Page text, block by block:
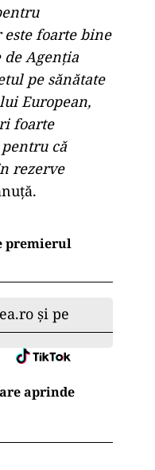
foarte bine
Agenţia
pe sănătate
European,
foarte
că
rezerve
premierul
și pe
aprinde